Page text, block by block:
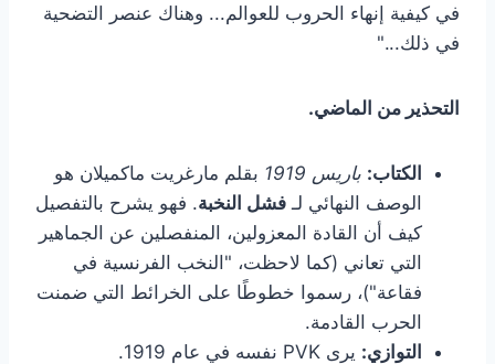
في كيفية إنهاء الحروب للعوالم... وهناك عنصر التضحية
في ذلك..."
التحذير من الماضي.
الكتاب: باريس 1919
بقلم مارغريت ماكميلان هو
الوصف النهائي لـ فشل النخبة. فهو يشرح بالتفصيل
كيف أن القادة المعزولين، المنفصلين عن الجماهير
التي تعاني (كما لاحظت، "النخب الفرنسية في
فقاعة")، رسموا خطوطًا على الخرائط التي ضمنت
الحرب القادمة.
التوازي: يرى PVK نفسه في عام 1919.